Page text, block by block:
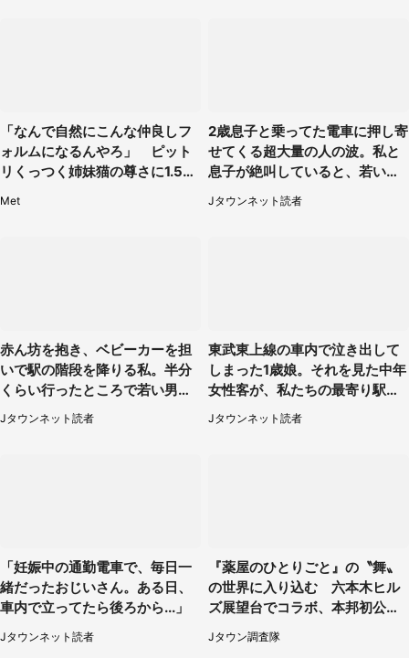
「なんで自然にこんな仲良しフ
ォルムになるんやろ」 ピット
リくっつく姉妹猫の尊さに1.5万
Met
2歳息子と乗ってた電車に押し寄
せてくる超大量の人の波。私と
息子が絶叫していると、若いカ
ップルの乗客が...（東京都・60
代女性）
Jタウンネット読者
赤ん坊を抱き、ベビーカーを担
いで駅の階段を降りる私。半分
くらい行ったところで若い男性
が...（埼玉県・50代女性）
Jタウンネット読者
東武東上線の車内で泣き出して
しまった1歳娘。それを見た中年
女性客が、私たちの最寄り駅ま
でずっと（埼玉県・30代女性）
Jタウンネット読者
「妊娠中の通勤電車で、毎日一
緒だったおじいさん。ある日、
車内で立ってたら後ろから...」
Jタウンネット読者
『薬屋のひとりごと』の〝舞〟
の世界に入り込む 六本木ヒル
ズ展望台でコラボ、本邦初公開
の「猫猫像」も【8／1～10／2
6】
Jタウン調査隊